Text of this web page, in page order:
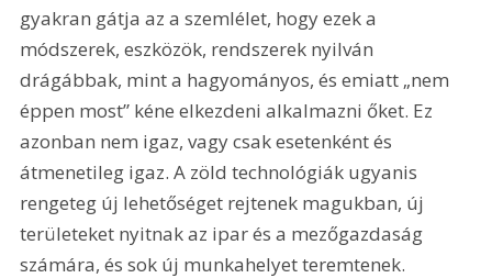
gyakran gátja az a szemlélet, hogy ezek a
módszerek, eszközök, rendszerek nyilván
drágábbak, mint a hagyományos, és emiatt „nem
éppen most” kéne elkezdeni alkalmazni őket. Ez
azonban nem igaz, vagy csak esetenként és
átmenetileg igaz. A zöld technológiák ugyanis
rengeteg új lehetőséget rejtenek magukban, új
területeket nyitnak az ipar és a mezőgazdaság
számára, és sok új munkahelyet teremtenek.